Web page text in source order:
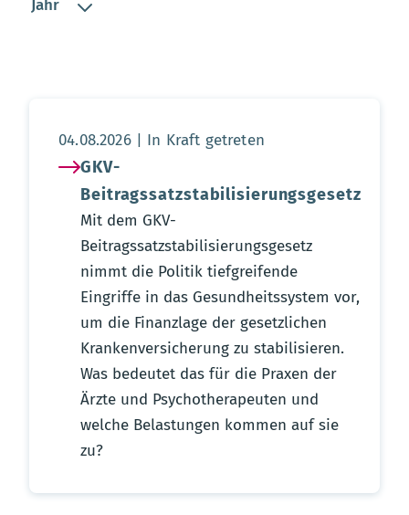
Jahr
Aktualisierungsdatum:
04.08.2026 In Kraft getreten
GKV-
Beitragssatzstabilisierungsgesetz
Mit dem GKV-
Beitragssatzstabilisierungsgesetz
nimmt die Politik tiefgreifende
Eingriffe in das Gesundheitssystem vor,
um die Finanzlage der gesetzlichen
Krankenversicherung zu stabilisieren.
Was bedeutet das für die Praxen der
Ärzte und Psychotherapeuten und
welche Belastungen kommen auf sie
zu?